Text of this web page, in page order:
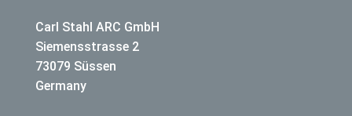
Carl Stahl ARC GmbH
Siemensstrasse 2
73079 Süssen
Germany